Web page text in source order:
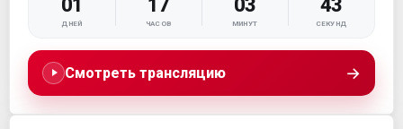
01
ДНЕЙ
17
ЧАСОВ
03
МИНУТ
42
СЕКУНД
Смотреть трансляцию →